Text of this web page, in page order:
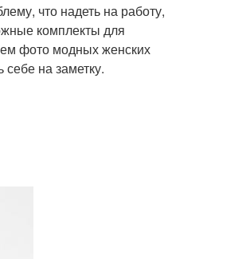
что надеть на работу,
комплекты для
фото модных женских
на заметку.